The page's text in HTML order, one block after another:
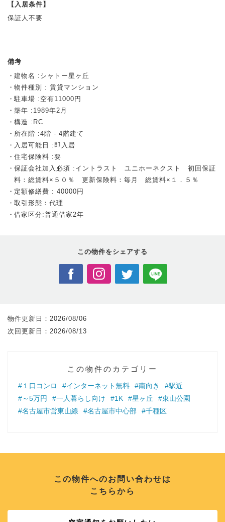
【入居条件】
保証人不要
備考
建物名 :シャトー星ヶ丘
物件種別 : 賃貸マンション
駐車場 :空有11000円
築年 :1989年2月
構造 :RC
所在階 :4階 - 4階建て
入居可能日 :即入居
住宅保険料 :要
保証会社加入必須 :イントラスト ユニホーネクスト 初回保証
料：総賃料×５０％ 更新保険料：毎月 総賃料×１．５％
定額修繕費 : 40000円
取引形態：代理
借家区分:普通借家2年
この物件をシェアする
物件更新日： 2026/08/06
次回更新日： 2026/08/13
この物件のカテゴリー
#１口コンロ #インターネット無料 #南向き
#駅近
#～5万円
#一人暮らし向け #1K #星ヶ丘
#東山公園
#名古屋市営東山線
#名古屋市中心部 #千種区
この物件へのお問い合わせは
こちらから